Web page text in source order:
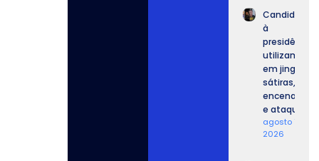
Candidatos
à
presidência
utilizam IA
em jingles,
sátiras,
encenações
e ataques.
agosto 7,
2026